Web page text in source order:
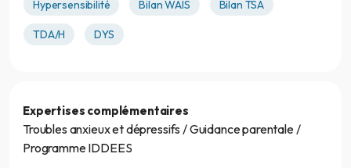
Hypersensibilité Bilan WAIS Bilan TSA
TDA/H DYS
Expertises complémentaires
Troubles anxieux et dépressifs / Guidance parentale /
Programme IDDEES